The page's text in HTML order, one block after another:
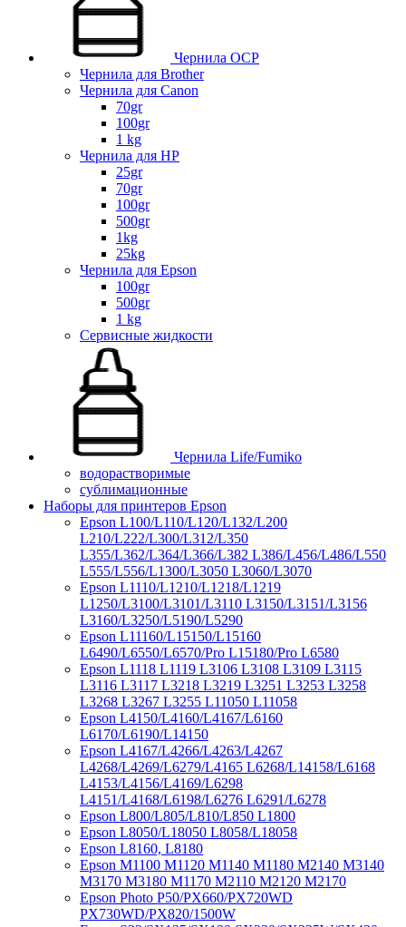
Чернила OCP
Чернила для Brother
Чернила для Canon
70gr
100gr
1 kg
Чернила для HP
25gr
70gr
100gr
500gr
1kg
25kg
Чернила для Epson
100gr
500gr
1 kg
Сервисные жидкости
Чернила Life/Fumiko
водорастворимые
сублимационные
Наборы для принтеров Epson
Epson L100/L110/L120/L132/L200
L210/L222/L300/L312/L350
L355/L362/L364/L366/L382 L386/L456/L486/L550
L555/L556/L1300/L3050 L3060/L3070
Epson L1110/L1210/L1218/L1219
L1250/L3100/L3101/L3110 L3150/L3151/L3156
L3160/L3250/L5190/L5290
Epson L11160/L15150/L15160
L6490/L6550/L6570/Pro L15180/Pro L6580
Epson L1118 L1119 L3106 L3108 L3109 L3115
L3116 L3117 L3218 L3219 L3251 L3253 L3258
L3268 L3267 L3255 L11050 L11058
Epson L4150/L4160/L4167/L6160
L6170/L6190/L14150
Epson L4167/L4266/L4263/L4267
L4268/L4269/L6279/L4165 L6268/L14158/L6168
L4153/L4156/L4169/L6298
L4151/L4168/L6198/L6276 L6291/L6278
Epson L800/L805/L810/L850 L1800
Epson L8050/L18050 L8058/L18058
Epson L8160, L8180
Epson M1100 M1120 M1140 M1180 M2140 M3140
M3170 M3180 M1170 M2110 M2120 M2170
Epson Photo P50/PX660/PX720WD
PX730WD/PX820/1500W